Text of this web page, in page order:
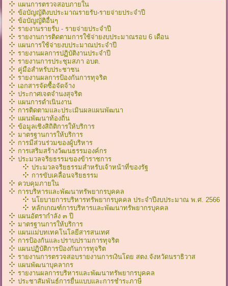
แผนการตรวจสอบภายใน
ข้อบัญญัติงบประมาณรายรับ-รายจ่ายประจำปี
ข้อบัญญัติอื่นๆ
รายงานรายรับ - รายจ่ายประจำปี
รายงานการติดตามการใช้จ่ายงบประมาณรอบ 6 เดือน
แผนการใช้จ่ายงบประมาณประจำปี
รายงานผลการปฏิบัติงานประจำปี
รายงานการประชุมสภา อบต.
คู่มือสำหรับประชาชน
รายงานผลการป้องกันการทุจริต
เอกสารจัดซื้อจัดจ้าง
ประกาศเจตจำนงสุจริต
แผนการดำเนินงาน
การติดตามและประเมินผลแผนพัฒนา
แผนพัฒนาท้องถิ่น
ข้อมูลเชิงสิถิติการให้บริการ
มาตรฐานการให้บริการ
การมีส่วนร่วมของผู้บริหาร
การเสริมสร้างวัฒนธรรมองค์กร
ประมวลจริยธรรมของข้าราชการ
ประมวลจริยธรรมสำหรับเจ้าหน้าที่ของรัฐ
การขับเคลื่อนจริยธรรม
ควบคุมภายใน
การบริหารและพัฒนาทรัพยากรบุคคล
นโยบายการบริหารทรัพยากรบุคคล ประจำปีงบประมาณ พ.ศ. 2566
หลักเกณฑ์การบริหารเเละพัฒนาทรัพยากรบุคคล
แผนอัตรากำลัง ๓ ปี
มาตรฐานการให้บริการ
แผนแม่บทเทคโนโลยีสารสนเทศ
การป้องกันและปราบปรามการทุจริต
แผนปฏิบัติการป้องกันการทุจริต
รายงานการตรวจสอบรายงานการเงินโดย สตง.จังหวัดนราธิวาส
แผนพัฒนาบุคลากร
รายงานผลการบริหารและพัฒนาทรัพยากรบุคคล
ประชาสัมพันธ์การยื่นแบบและการชำระภาษี